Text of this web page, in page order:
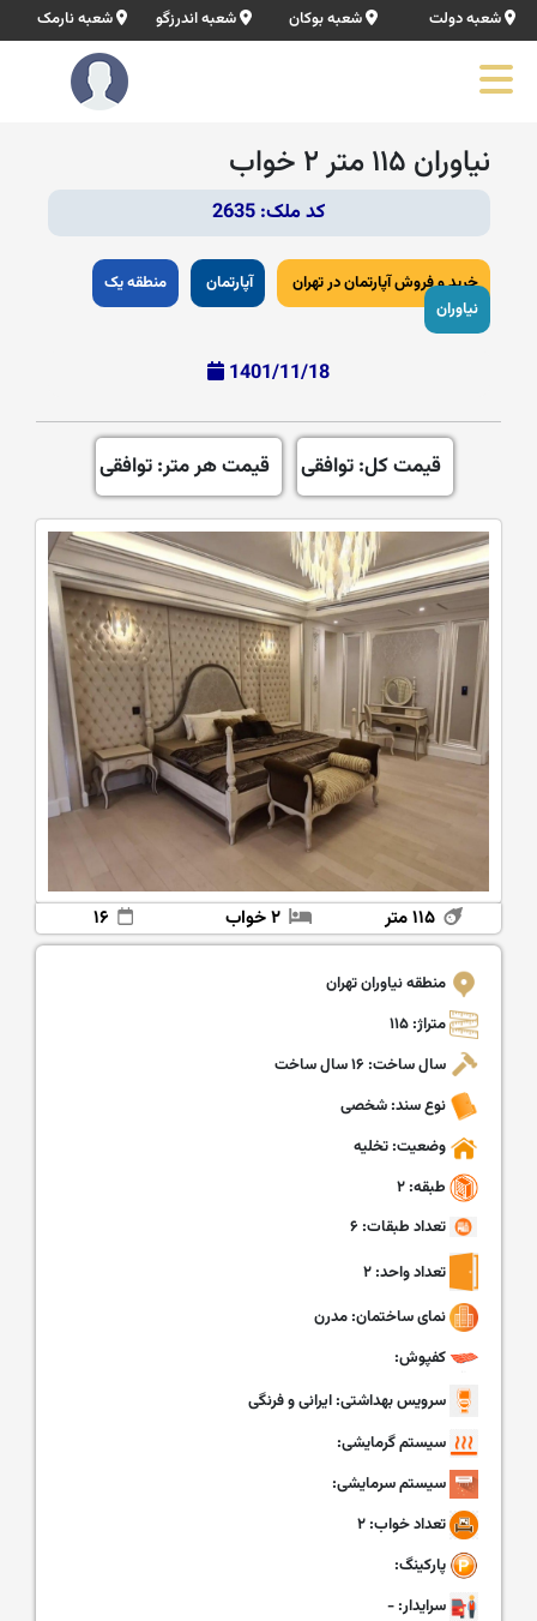
شعبه دولت شعبه بوکان شعبه اندرزگو شعبه نارمک
نیاوران ۱۱۵ متر ۲ خواب
کد ملک: 2635
خرید و فروش آپارتمان در تهران آپارتمان
منطقه یک
نیاوران
1401/11/18
قیمت کل: توافقی قیمت هر متر: توافقی
۱۱۵ متر ۲ خواب ۱۶
منطقه نیاوران تهران
متراژ: ۱۱۵
سال ساخت: ۱۶ سال ساخت
نوع سند: شخصی
وضعیت: تخلیه
طبقه: ۲
تعداد طبقات: ۶
تعداد واحد: ۲
نمای ساختمان: مدرن
کفپوش:
سرویس بهداشتی: ایرانی و فرنگی
سیستم گرمایشی:
سیستم سرمایشی:
تعداد خواب: ۲
پارکینگ:
سرایدار: -